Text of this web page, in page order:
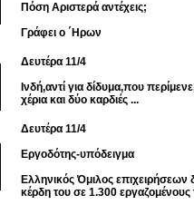
Πόση Aριστερά αντέχεις;
Γράφει ο ΄Ηρων
Δευτέρα 11/4
Ινδή,αντί για δίδυμα,που
χέρια και δύο καρδιές ...
Δευτέρα 11/4
Εργοδότης-υπόδειγμα
Ελληνικός Όμιλος
κέρδη του σε 1.300 εργαζομένους